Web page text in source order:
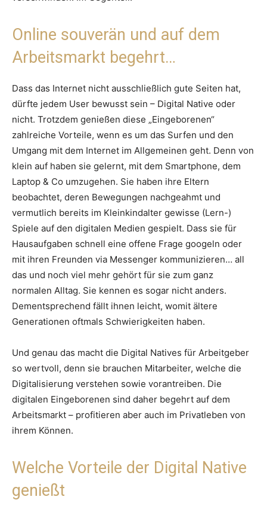
Online souverän und auf dem
Arbeitsmarkt begehrt…
Dass das Internet nicht ausschließlich gute Seiten hat,
dürfte jedem User bewusst sein – Digital Native oder
nicht. Trotzdem genießen diese „Eingeborenen“
zahlreiche Vorteile, wenn es um das Surfen und den
Umgang mit dem Internet im Allgemeinen geht. Denn von
klein auf haben sie gelernt, mit dem Smartphone, dem
Laptop & Co umzugehen. Sie haben ihre Eltern
beobachtet, deren Bewegungen nachgeahmt und
vermutlich bereits im Kleinkindalter gewisse (Lern-)
Spiele auf den digitalen Medien gespielt. Dass sie für
Hausaufgaben schnell eine offene Frage googeln oder
mit ihren Freunden via Messenger kommunizieren… all
das und noch viel mehr gehört für sie zum ganz
normalen Alltag. Sie kennen es sogar nicht anders.
Dementsprechend fällt ihnen leicht, womit ältere
Generationen oftmals Schwierigkeiten haben.
Und genau das macht die Digital Natives für Arbeitgeber
so wertvoll, denn sie brauchen Mitarbeiter, welche die
Digitalisierung verstehen sowie vorantreiben. Die
digitalen Eingeborenen sind daher begehrt auf dem
Arbeitsmarkt – profitieren aber auch im Privatleben von
ihrem Können.
Welche Vorteile der Digital Native
genießt